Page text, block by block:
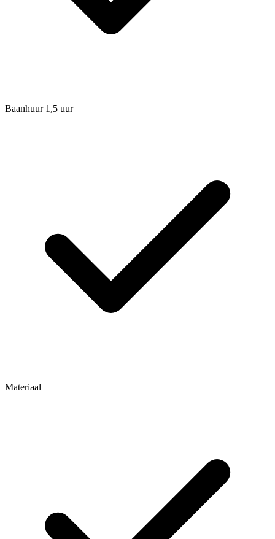
Baanhuur 1,5 uur
Materiaal